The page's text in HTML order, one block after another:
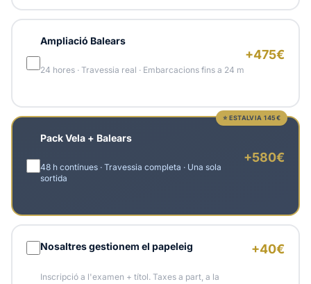
Ampliació Balears
24 hores · Travessia real · Embarcacions fins a 24 m
+475€
⭐ ESTALVIA 145€
Pack Vela + Balears
48 h contínues · Travessia completa · Una sola
sortida
+580€
Nosaltres gestionem el papeleig
Inscripció a l'examen + títol. Taxes a part, a la
+40€